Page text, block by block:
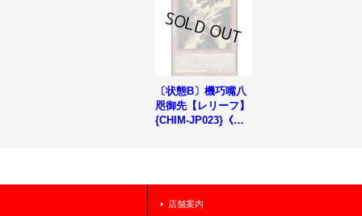
〔状態B〕機巧嘴八
咫御先【レリーフ】
{CHIM-JP023}《モ
店舗案内